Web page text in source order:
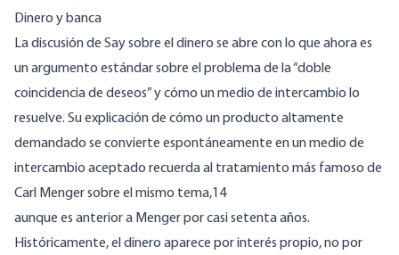
Dinero y banca
La discusión de Say sobre el dinero se abre con lo que ahora es
un argumento estándar sobre el problema de la “doble
coincidencia de deseos” y cómo un medio de intercambio lo
resuelve. Su explicación de cómo un producto altamente
demandado se convierte espontáneamente en un medio de
intercambio aceptado recuerda al tratamiento más famoso de
Carl Menger sobre el mismo tema,14
aunque es anterior a Menger por casi setenta años.
Históricamente, el dinero aparece por interés propio, no por